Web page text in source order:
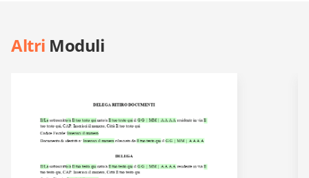
Altri Moduli